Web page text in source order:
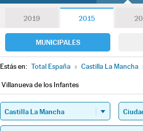
2019 2015
MUNICIPALES
Estás en: Total España » Castilla La Mancha
Villanueva de los Infantes